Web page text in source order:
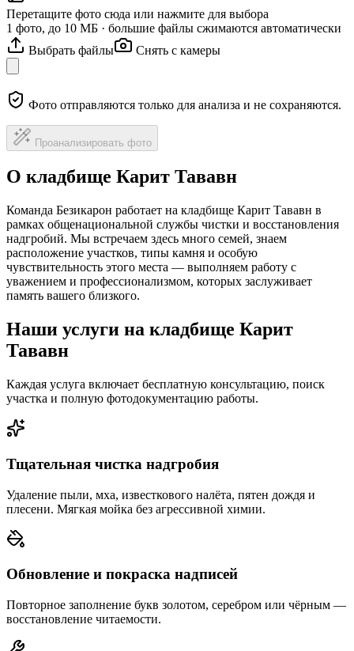
Перетащите фото сюда или нажмите для выбора
1 фото, до 10 МБ · большие файлы сжимаются автоматически
Выбрать файлы
Снять с камеры
Фото отправляются только для анализа и не сохраняются.
Проанализировать фото
О кладбище Карит Тававн
Команда Безикарон работает на кладбище Карит Тававн в
рамках общенациональной службы чистки и восстановления
надгробий. Мы встречаем здесь много семей, знаем
расположение участков, типы камня и особую
чувствительность этого места — выполняем работу с
уважением и профессионализмом, которых заслуживает
память вашего близкого.
Наши услуги на кладбище Карит
Тававн
Каждая услуга включает бесплатную консультацию, поиск
участка и полную фотодокументацию работы.
Тщательная чистка надгробия
Удаление пыли, мха, известкового налёта, пятен дождя и
плесени. Мягкая мойка без агрессивной химии.
Обновление и покраска надписей
Повторное заполнение букв золотом, серебром или чёрным —
восстановление читаемости.